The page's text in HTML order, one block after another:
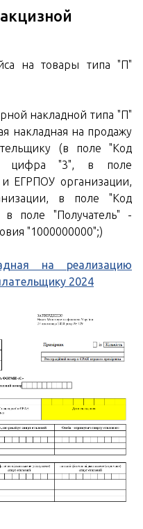
на товары типа "П"
накладной типа "П"
накладная на продажу
(в поле "Код
цифра "3", в поле
ЕГРПОУ организации,
в поле "Код
поле "Получатель" -
"1000000000";)
на реализацию
2024